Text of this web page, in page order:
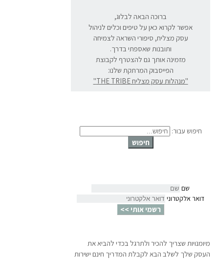
ברוכה הבאה לבלוג,
אפשר לקרוא כאן על טיפים וכלים לניהול
עסק מצליח, סיפורי השראה לצמיחה
ותובנות שאספתי בדרך.
מזמינה אותך גם להצטרף לקבוצת
הפייסבוק המרתקת שלנו:
"מנהלות עסק מצליח THE TRIBE"
חיפוש עבור:
חיפוש
שם
דואר אלקטרוני
רשמי אותי >>
מיומנויות שצריך להכיר ולתרגל בכדי להביא את
העסק שלך לשלב הבא לקבלת המדריך חינם ישירות